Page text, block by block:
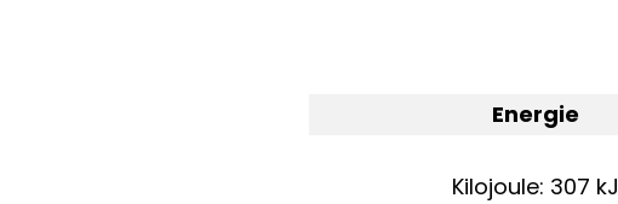
Energie
Kilojoule: 307 kJ